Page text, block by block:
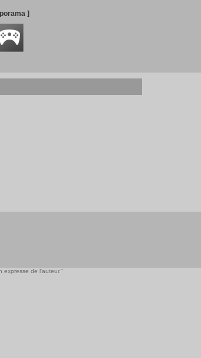
]
expresse de l'auteur."